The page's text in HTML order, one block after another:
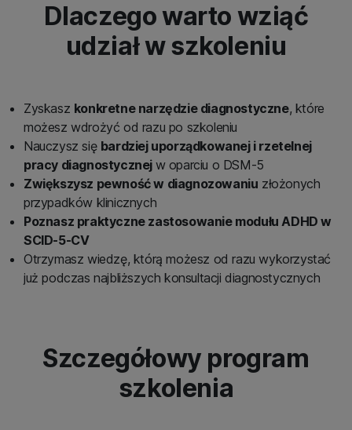
Dlaczego warto wziąć
udział w szkoleniu
Zyskasz konkretne narzędzie diagnostyczne, które
możesz wdrożyć od razu po szkoleniu
Nauczysz się bardziej uporządkowanej i rzetelnej
pracy diagnostycznej w oparciu o DSM-5
Zwiększysz pewność w diagnozowaniu złożonych
przypadków klinicznych
Poznasz praktyczne zastosowanie modułu ADHD w
SCID-5-CV
Otrzymasz wiedzę, którą możesz od razu wykorzystać
już podczas najbliższych konsultacji diagnostycznych
Szczegółowy program
szkolenia